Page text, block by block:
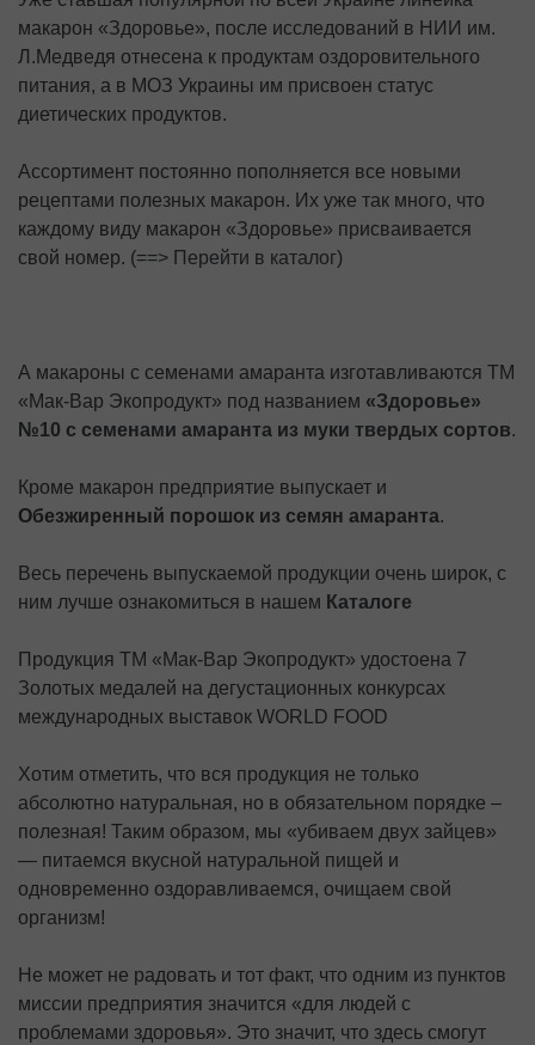
макарон «Здоровье», после исследований в НИИ им.
Л.Медведя отнесена к продуктам оздоровительного
питания, а в МОЗ Украины им присвоен статус
диетических продуктов.
Ассортимент постоянно пополняется все новыми
рецептами полезных макарон. Их уже так много, что
каждому виду макарон «Здоровье» присваивается
свой номер. (==> Перейти в каталог)
А макароны с семенами амаранта изготавливаются ТМ
«Мак-Вар Экопродукт» под названием «Здоровье»
№10 с семенами амаранта из муки твердых сортов.
Кроме макарон предприятие выпускает и
Обезжиренный порошок из семян амаранта.
Весь перечень выпускаемой продукции очень широк, с
ним лучше ознакомиться в нашем Каталоге
Продукция ТМ «Мак-Вар Экопродукт» удостоена 7
Золотых медалей на дегустационных конкурсах
международных выставок WORLD FOOD
Хотим отметить, что вся продукция не только
абсолютно натуральная, но в обязательном порядке –
полезная! Таким образом, мы «убиваем двух зайцев»
— питаемся вкусной натуральной пищей и
одновременно оздоравливаемся, очищаем свой
организм!
Не может не радовать и тот факт, что одним из пунктов
миссии предприятия значится «для людей с
проблемами здоровья». Это значит, что здесь смогут